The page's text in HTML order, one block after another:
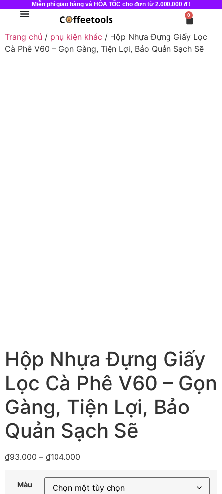
Miễn phí giao hàng và HỎA TỐC cho đơn từ 2.000.000 đ !
0
Trang chủ / phụ kiện khác / Hộp Nhựa Đựng Giấy Lọc
Cà Phê V60 – Gọn Gàng, Tiện Lợi, Bảo Quản Sạch Sẽ
Hộp Nhựa Đựng Giấy
Lọc Cà Phê V60 – Gọn
Gàng, Tiện Lợi, Bảo
Quản Sạch Sẽ
₫93.000 – ₫104.000
Màu